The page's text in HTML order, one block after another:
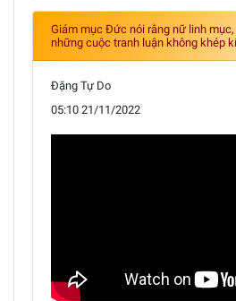
Giám mục Đức nói rằng nữ linh
những cuộc tranh luận không khép
Đặng Tự Do
05:10 21/11/2022